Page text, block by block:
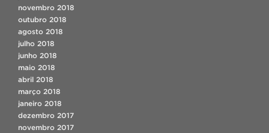
novembro 2018
outubro 2018
agosto 2018
julho 2018
junho 2018
maio 2018
abril 2018
março 2018
janeiro 2018
dezembro 2017
novembro 2017